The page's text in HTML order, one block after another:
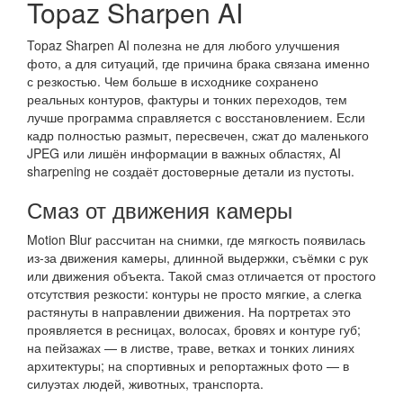
Topaz Sharpen AI
Topaz Sharpen AI полезна не для любого улучшения
фото, а для ситуаций, где причина брака связана именно
с резкостью. Чем больше в исходнике сохранено
реальных контуров, фактуры и тонких переходов, тем
лучше программа справляется с восстановлением. Если
кадр полностью размыт, пересвечен, сжат до маленького
JPEG или лишён информации в важных областях, AI
sharpening не создаёт достоверные детали из пустоты.
Смаз от движения камеры
Motion Blur рассчитан на снимки, где мягкость появилась
из-за движения камеры, длинной выдержки, съёмки с рук
или движения объекта. Такой смаз отличается от простого
отсутствия резкости: контуры не просто мягкие, а слегка
растянуты в направлении движения. На портретах это
проявляется в ресницах, волосах, бровях и контуре губ;
на пейзажах — в листве, траве, ветках и тонких линиях
архитектуры; на спортивных и репортажных фото — в
силуэтах людей, животных, транспорта.